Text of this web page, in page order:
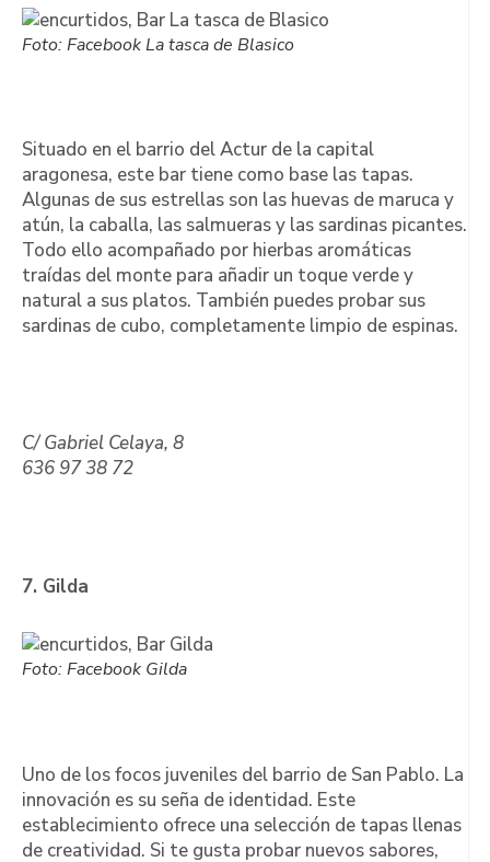
Foto: Facebook La tasca de Blasico
Situado en el barrio del Actur de la capital
aragonesa, este bar tiene como base las tapas.
Algunas de sus estrellas son las huevas de maruca y
atún, la caballa, las salmueras y las sardinas picantes.
Todo ello acompañado por hierbas aromáticas
traídas del monte para añadir un toque verde y
natural a sus platos. También puedes probar sus
sardinas de cubo, completamente limpio de espinas.
C/ Gabriel Celaya, 8
636 97 38 72
7. Gilda
Foto: Facebook Gilda
Uno de los focos juveniles del barrio de San Pablo. La
innovación es su seña de identidad. Este
establecimiento ofrece una selección de tapas llenas
de creatividad. Si te gusta probar nuevos sabores,